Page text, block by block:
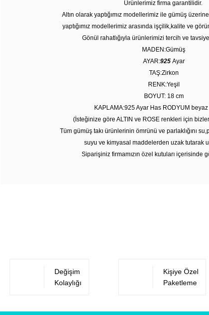
Ürünlerimiz firma garantilidir.
Altın olarak yaptığımız modellerimiz ile gümüş
yaptığımız modellerimiz arasında işçilik,kalite ve
Gönül rahatlığıyla ürünlerimizi tercih ve
MADEN:Gümüş
AYAR:925 Ayar
TAŞ:Zirkon
RENK:Yeşil
BOYUT: 18 cm
KAPLAMA:925 Ayar Has RODYUM
(İsteğinize göre ALTIN ve ROSE renkleri için
Tüm gümüş takı ürünlerinin ömrünü ve parlaklığını
suyu ve kimyasal maddelerden uzak tutarak
Siparişiniz firmamızın özel kutuları içerisinde
Değişim
Kolaylığı
Kişiye Özel
Paketleme